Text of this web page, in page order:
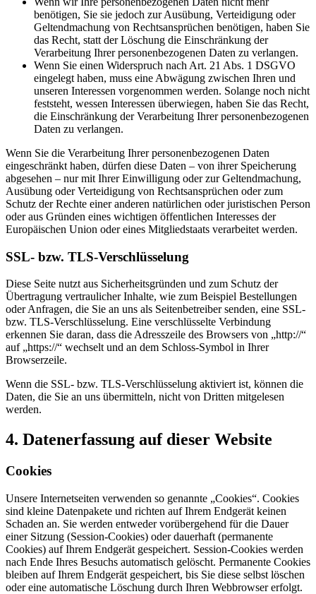
benötigen, Sie sie jedoch zur Ausübung, Verteidigung oder
Geltendmachung von Rechtsansprüchen benötigen, haben Sie
das Recht, statt der Löschung die Einschränkung der
Verarbeitung Ihrer personenbezogenen Daten zu verlangen.
Wenn Sie einen Widerspruch nach Art. 21 Abs. 1 DSGVO
eingelegt haben, muss eine Abwägung zwischen Ihren und
unseren Interessen vorgenommen werden. Solange noch nicht
feststeht, wessen Interessen überwiegen, haben Sie das Recht,
die Einschränkung der Verarbeitung Ihrer personenbezogenen
Daten zu verlangen.
Wenn Sie die Verarbeitung Ihrer personenbezogenen Daten
eingeschränkt haben, dürfen diese Daten – von ihrer Speicherung
abgesehen – nur mit Ihrer Einwilligung oder zur Geltendmachung,
Ausübung oder Verteidigung von Rechtsansprüchen oder zum
Schutz der Rechte einer anderen natürlichen oder juristischen Person
oder aus Gründen eines wichtigen öffentlichen Interesses der
Europäischen Union oder eines Mitgliedstaats verarbeitet werden.
SSL- bzw. TLS-Verschlüsselung
Diese Seite nutzt aus Sicherheitsgründen und zum Schutz der
Übertragung vertraulicher Inhalte, wie zum Beispiel Bestellungen
oder Anfragen, die Sie an uns als Seitenbetreiber senden, eine SSL-
bzw. TLS-Verschlüsselung. Eine verschlüsselte Verbindung
erkennen Sie daran, dass die Adresszeile des Browsers von „http://“
auf „https://“ wechselt und an dem Schloss-Symbol in Ihrer
Browserzeile.
Wenn die SSL- bzw. TLS-Verschlüsselung aktiviert ist, können die
Daten, die Sie an uns übermitteln, nicht von Dritten mitgelesen
werden.
4. Datenerfassung auf dieser Website
Cookies
Unsere Internetseiten verwenden so genannte „Cookies“. Cookies
sind kleine Datenpakete und richten auf Ihrem Endgerät keinen
Schaden an. Sie werden entweder vorübergehend für die Dauer
einer Sitzung (Session-Cookies) oder dauerhaft (permanente
Cookies) auf Ihrem Endgerät gespeichert. Session-Cookies werden
nach Ende Ihres Besuchs automatisch gelöscht. Permanente Cookies
bleiben auf Ihrem Endgerät gespeichert, bis Sie diese selbst löschen
oder eine automatische Löschung durch Ihren Webbrowser erfolgt.